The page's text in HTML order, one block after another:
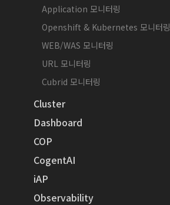
Application 모니터링
Openshift & Kubernetes 모니터링
WEB/WAS 모니터링
URL 모니터링
Cubrid 모니터링
Cluster
Dashboard
COP
CogentAI
iAP
Observability